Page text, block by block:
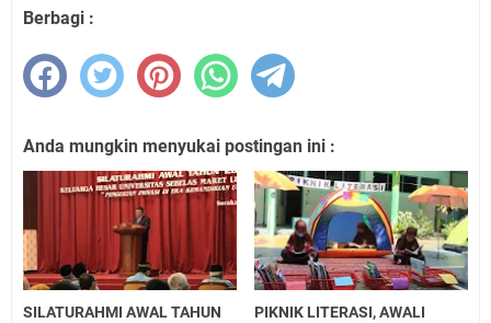
Berbagi :
Anda mungkin menyukai postingan ini :
SILATURAHMI AWAL TAHUN
PIKNIK LITERASI, AWALI